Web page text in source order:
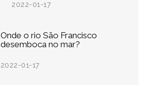
2022-01-17
Onde o rio São Francisco
desemboca no mar?
2022-01-17